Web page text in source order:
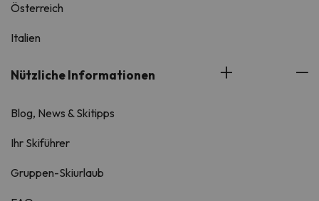
Österreich
Italien
Nützliche Informationen
Blog, News & Skitipps
Ihr Skiführer
Gruppen-Skiurlaub